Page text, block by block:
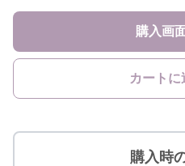
購入画
カートに
購入時